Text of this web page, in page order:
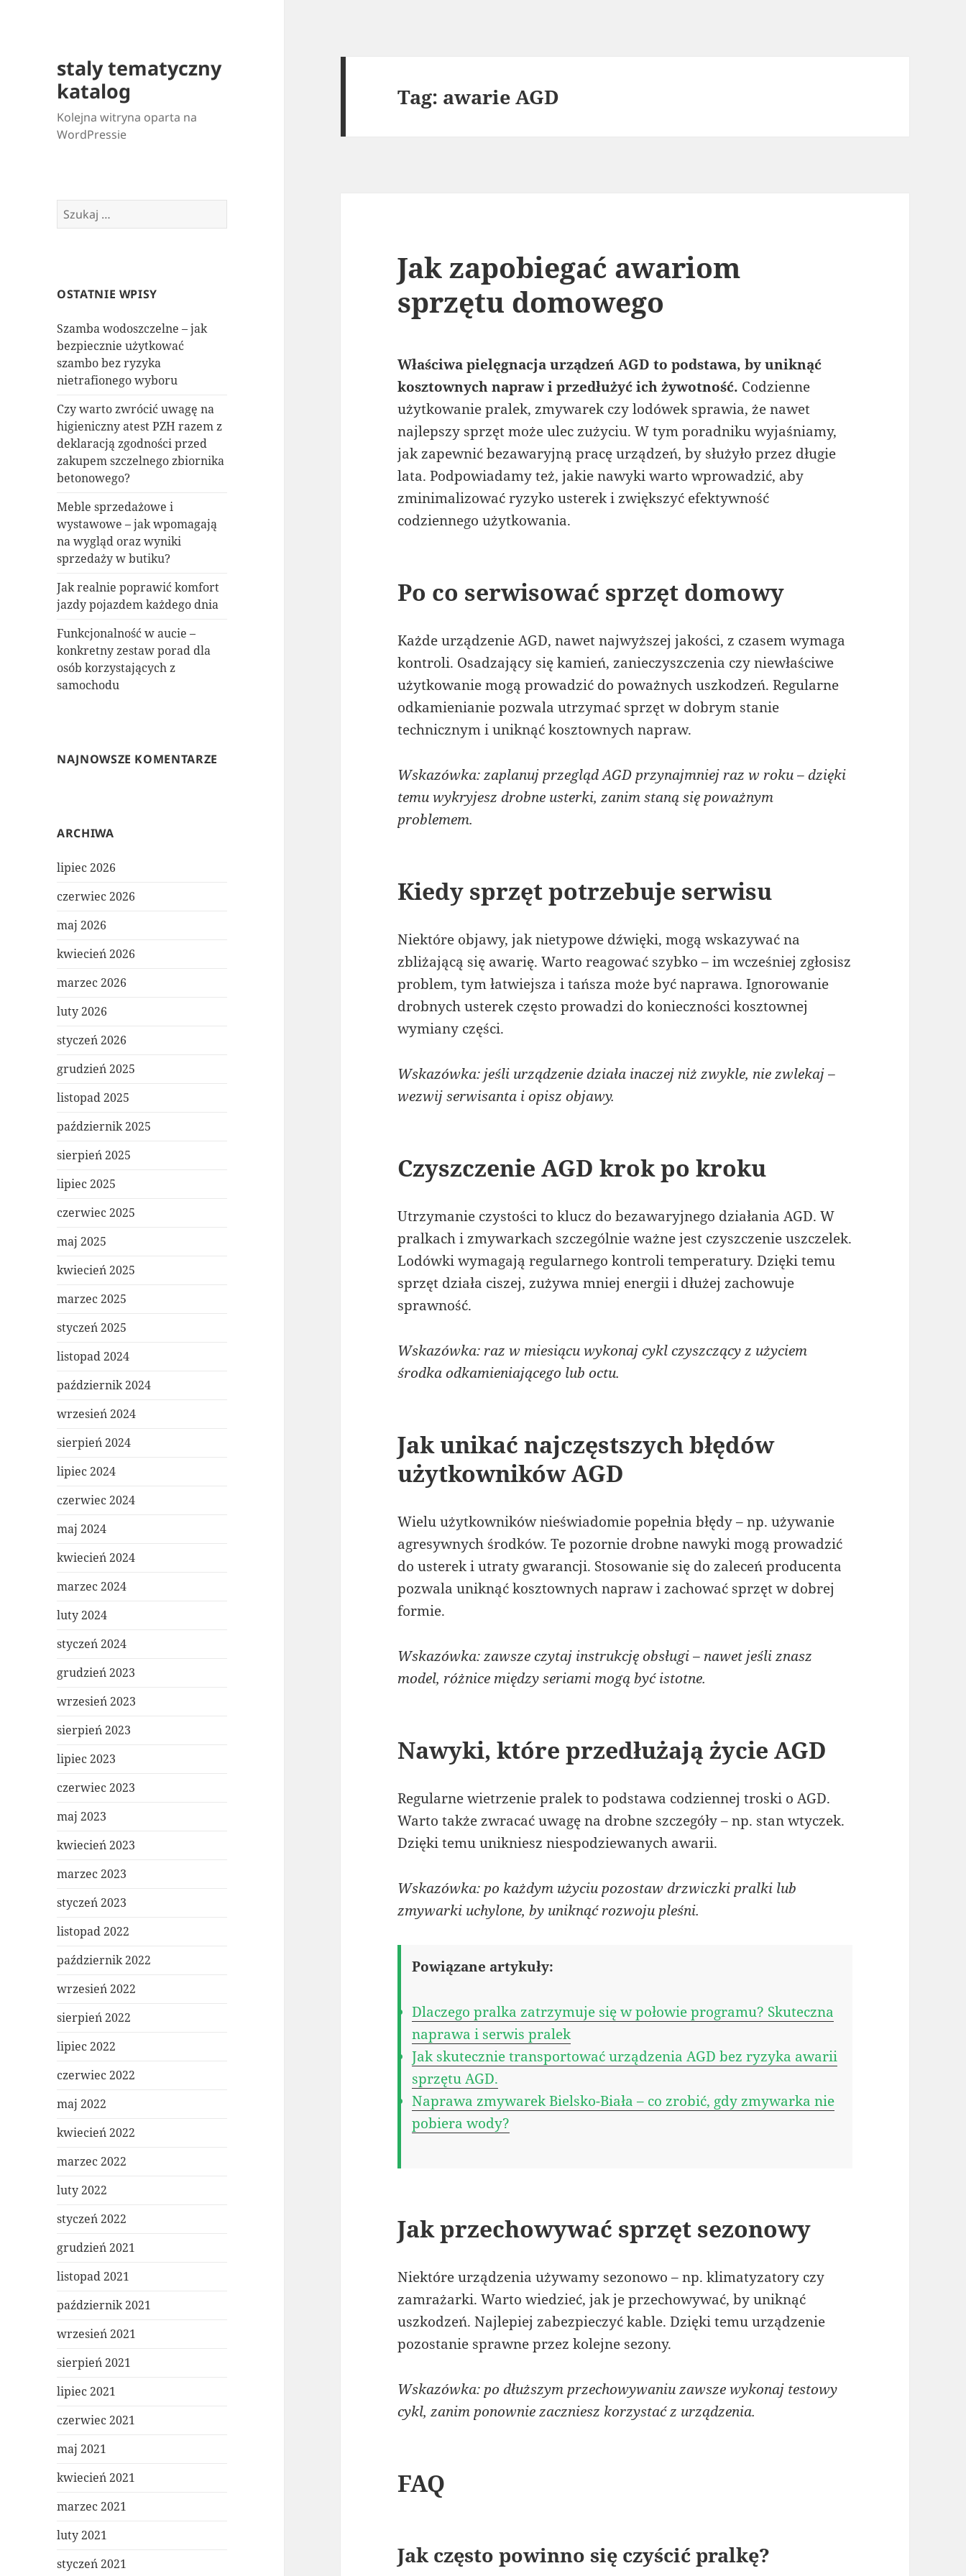
staly tematyczny
katalog
Kolejna witryna oparta na
WordPressie
Szukaj:
OSTATNIE WPISY
Szamba wodoszczelne – jak
bezpiecznie użytkować
szambo bez ryzyka
nietrafionego wyboru
Czy warto zwrócić uwagę na
higieniczny atest PZH razem z
deklaracją zgodności przed
zakupem szczelnego zbiornika
betonowego?
Meble sprzedażowe i
wystawowe – jak wpomagają
na wygląd oraz wyniki
sprzedaży w butiku?
Jak realnie poprawić komfort
jazdy pojazdem każdego dnia
Funkcjonalność w aucie –
konkretny zestaw porad dla
osób korzystających z
samochodu
NAJNOWSZE KOMENTARZE
ARCHIWA
lipiec 2026
czerwiec 2026
maj 2026
kwiecień 2026
marzec 2026
luty 2026
styczeń 2026
grudzień 2025
listopad 2025
październik 2025
sierpień 2025
lipiec 2025
czerwiec 2025
maj 2025
kwiecień 2025
marzec 2025
styczeń 2025
listopad 2024
październik 2024
wrzesień 2024
sierpień 2024
lipiec 2024
czerwiec 2024
maj 2024
kwiecień 2024
marzec 2024
luty 2024
styczeń 2024
grudzień 2023
wrzesień 2023
sierpień 2023
lipiec 2023
czerwiec 2023
maj 2023
kwiecień 2023
marzec 2023
styczeń 2023
listopad 2022
październik 2022
wrzesień 2022
sierpień 2022
lipiec 2022
czerwiec 2022
maj 2022
kwiecień 2022
marzec 2022
luty 2022
styczeń 2022
grudzień 2021
listopad 2021
październik 2021
wrzesień 2021
sierpień 2021
lipiec 2021
czerwiec 2021
maj 2021
kwiecień 2021
marzec 2021
luty 2021
styczeń 2021
Tag: awarie AGD
Jak zapobiegać awariom
sprzętu domowego
Właściwa pielęgnacja urządzeń AGD to podstawa, by uniknąć
kosztownych napraw i przedłużyć ich żywotność. Codzienne
użytkowanie pralek, zmywarek czy lodówek sprawia, że nawet
najlepszy sprzęt może ulec zużyciu. W tym poradniku wyjaśniamy,
jak zapewnić bezawaryjną pracę urządzeń, by służyło przez długie
lata. Podpowiadamy też, jakie nawyki warto wprowadzić, aby
zminimalizować ryzyko usterek i zwiększyć efektywność
codziennego użytkowania.
Po co serwisować sprzęt domowy
Każde urządzenie AGD, nawet najwyższej jakości, z czasem wymaga
kontroli. Osadzający się kamień, zanieczyszczenia czy niewłaściwe
użytkowanie mogą prowadzić do poważnych uszkodzeń. Regularne
odkamienianie pozwala utrzymać sprzęt w dobrym stanie
technicznym i uniknąć kosztownych napraw.
Wskazówka: zaplanuj przegląd AGD przynajmniej raz w roku – dzięki
temu wykryjesz drobne usterki, zanim staną się poważnym
problemem.
Kiedy sprzęt potrzebuje serwisu
Niektóre objawy, jak nietypowe dźwięki, mogą wskazywać na
zbliżającą się awarię. Warto reagować szybko – im wcześniej zgłosisz
problem, tym łatwiejsza i tańsza może być naprawa. Ignorowanie
drobnych usterek często prowadzi do konieczności kosztownej
wymiany części.
Wskazówka: jeśli urządzenie działa inaczej niż zwykle, nie zwlekaj –
wezwij serwisanta i opisz objawy.
Czyszczenie AGD krok po kroku
Utrzymanie czystości to klucz do bezawaryjnego działania AGD. W
pralkach i zmywarkach szczególnie ważne jest czyszczenie uszczelek.
Lodówki wymagają regularnego kontroli temperatury. Dzięki temu
sprzęt działa ciszej, zużywa mniej energii i dłużej zachowuje
sprawność.
Wskazówka: raz w miesiącu wykonaj cykl czyszczący z użyciem
środka odkamieniającego lub octu.
Jak unikać najczęstszych błędów
użytkowników AGD
Wielu użytkowników nieświadomie popełnia błędy – np. używanie
agresywnych środków. Te pozornie drobne nawyki mogą prowadzić
do usterek i utraty gwarancji. Stosowanie się do zaleceń producenta
pozwala uniknąć kosztownych napraw i zachować sprzęt w dobrej
formie.
Wskazówka: zawsze czytaj instrukcję obsługi – nawet jeśli znasz
model, różnice między seriami mogą być istotne.
Nawyki, które przedłużają życie AGD
Regularne wietrzenie pralek to podstawa codziennej troski o AGD.
Warto także zwracać uwagę na drobne szczegóły – np. stan wtyczek.
Dzięki temu unikniesz niespodziewanych awarii.
Wskazówka: po każdym użyciu pozostaw drzwiczki pralki lub
zmywarki uchylone, by uniknąć rozwoju pleśni.
Powiązane artykuły:
Dlaczego pralka zatrzymuje się w połowie programu? Skuteczna
naprawa i serwis pralek
Jak skutecznie transportować urządzenia AGD bez ryzyka awarii
sprzętu AGD.
Naprawa zmywarek Bielsko-Biała – co zrobić, gdy zmywarka nie
pobiera wody?
Jak przechowywać sprzęt sezonowy
Niektóre urządzenia używamy sezonowo – np. klimatyzatory czy
zamrażarki. Warto wiedzieć, jak je przechowywać, by uniknąć
uszkodzeń. Najlepiej zabezpieczyć kable. Dzięki temu urządzenie
pozostanie sprawne przez kolejne sezony.
Wskazówka: po dłuższym przechowywaniu zawsze wykonaj testowy
cykl, zanim ponownie zaczniesz korzystać z urządzenia.
FAQ
Jak często powinno się czyścić pralkę?